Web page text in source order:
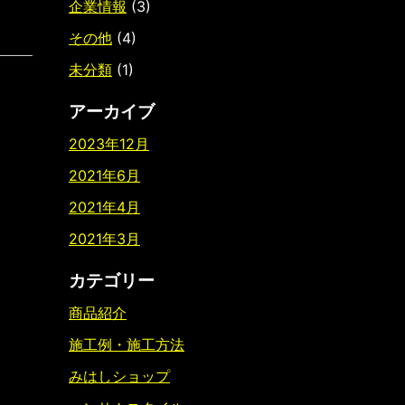
企業情報 (3)
その他 (4)
未分類 (1)
アーカイブ
2023年12月
2021年6月
2021年4月
2021年3月
カテゴリー
商品紹介
施工例・施工方法
みはしショップ